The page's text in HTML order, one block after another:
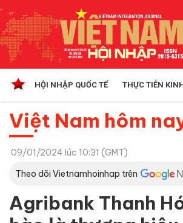
HỘI NHẬP QUỐC TẾ THỰC TIỄN
Việt Nam hôm
09/01/2024 lúc 10:31 (GMT)
Theo dõi Vietnamhoinhap trên
Agribank Thanh